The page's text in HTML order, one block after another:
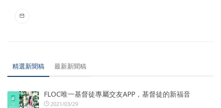
精選新聞稿 最新新聞稿
FLOC唯一基督徒專屬交友APP，基督徒的新福音
2021/03/29